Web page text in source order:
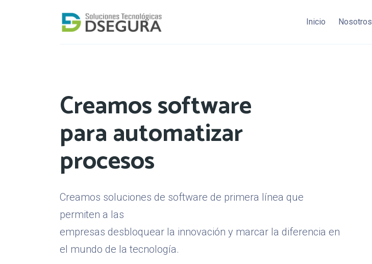
Inicio Nosotros
Creamos software
para automatizar
procesos
Creamos soluciones de software de primera línea que
permiten a las
empresas desbloquear la innovación y marcar la diferencia en
el mundo de la tecnología.